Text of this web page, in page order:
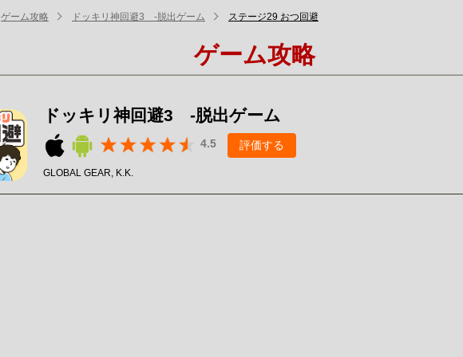
ゲーム攻略 ドッキリ神回避3 -脱出ゲーム ステージ29 おつ回避
ゲーム攻略
ドッキリ神回避3 -脱出ゲーム
4.5 評価する
GLOBAL GEAR, K.K.